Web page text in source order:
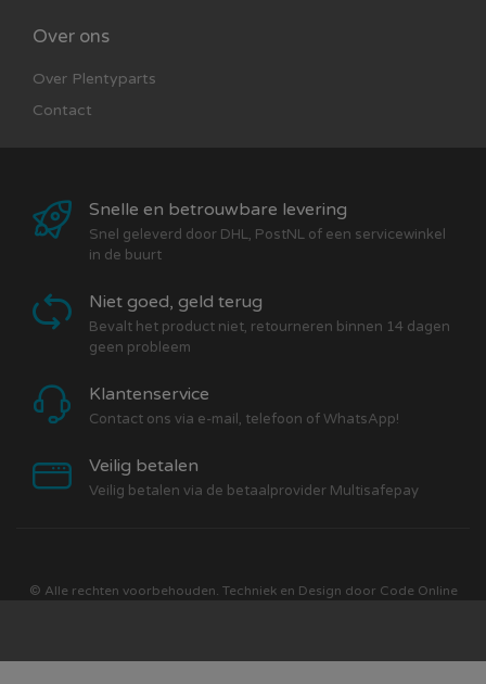
Over ons
Over Plentyparts
Contact
Snelle en betrouwbare levering
Snel geleverd door DHL, PostNL of een servicewinkel
in de buurt
Niet goed, geld terug
Bevalt het product niet, retourneren binnen 14 dagen
geen probleem
Klantenservice
Contact ons via e-mail, telefoon of WhatsApp!
Veilig betalen
Veilig betalen via de betaalprovider Multisafepay
© Alle rechten voorbehouden. Techniek en Design door Code Online